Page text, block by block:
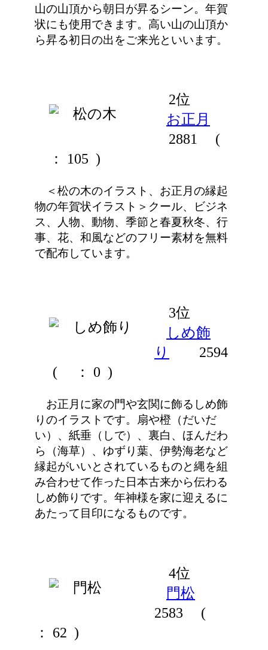
山の山頂から朝日が昇るシーン。年賀
状にも使用できます。高い山の山頂か
ら昇る初日の出をご来光といいます。
2位
お正月
2881
(
： 105 )
＜松の木のイラスト、お正月の縁起
物の年賀状イラスト＞クール、ビジネ
ス、人物、動物、季節と春夏秋冬、行
事、花、和風などのフリー素材を無料
で配布しています。
3位
しめ飾
り
2594
(
： 0 )
お正月に家の門や玄関に飾るしめ飾
りのイラストです。扇や橙（だいだ
い）、紙垂（しで）、裏白、ほんだわ
ら（海草）、ゆずり葉、伊勢海老など
縁起がいいとされているものと縄を組
み合わせて作った日本古来から伝わる
しめ飾りです。年神様を家に迎えるに
あたって目印になるものです。
4位
門松
2583
(
： 62 )